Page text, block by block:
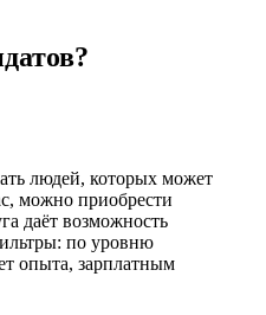
людей, которых может
можно приобрести
даёт возможность
по уровню
опыта, зарплатным